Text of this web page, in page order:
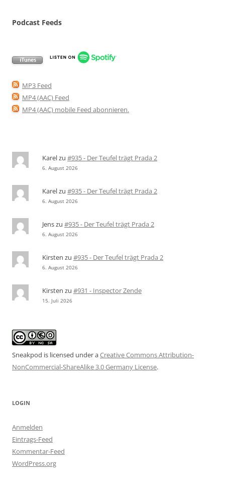
Podcast Feeds
MP3 Feed
MP4 (AAC) Feed
MP4 (AAC) mobile Feed abonnieren.
Karelzu #935 - Der Teufel trägt Prada 2
6. August 2026
Karelzu #935 - Der Teufel trägt Prada 2
6. August 2026
Jenszu #935 - Der Teufel trägt Prada 2
6. August 2026
Kirsten zu #935 - Der Teufel trägt Prada 2
6. August 2026
Kirsten zu #931 - Inspector Zende
15. Juli 2026
Sneakpod is licensed under aCreative Commons Attribution-
NonCommercial-ShareAlike 3.0 Germany License.
LOGIN
Anmelden
Eintrags-Feed
Kommentar-Feed
WordPress.org